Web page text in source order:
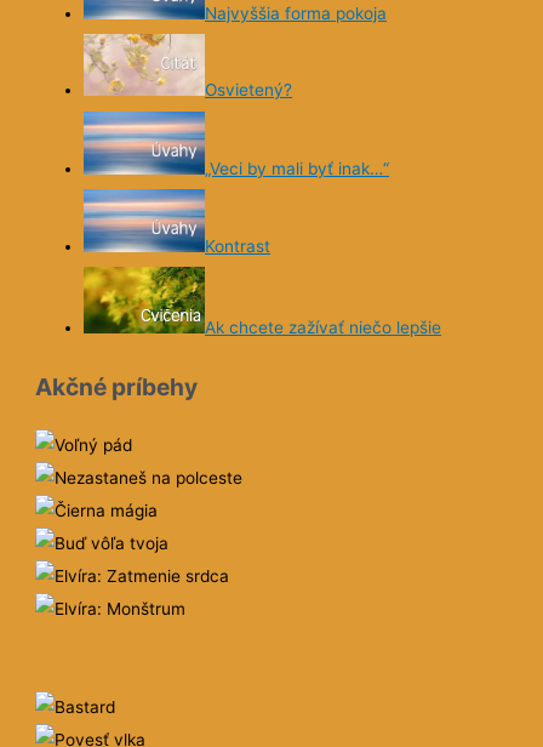
Najvyššia forma pokoja
Osvietený?
„Veci by mali byť inak…“
Kontrast
Ak chcete zažívať niečo lepšie
Akčné príbehy